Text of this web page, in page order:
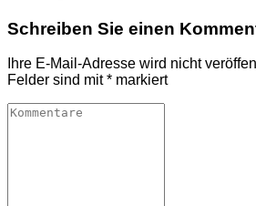
Schreiben Sie einen
Ihre E-Mail-Adresse wird nicht
Felder sind mit* markiert